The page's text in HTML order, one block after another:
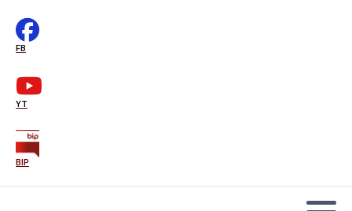
FB
YT
BIP
Wsparcie psychologiczno-pedagogiczne
Office365
mLegitymacja-instrukcja
Druki podań